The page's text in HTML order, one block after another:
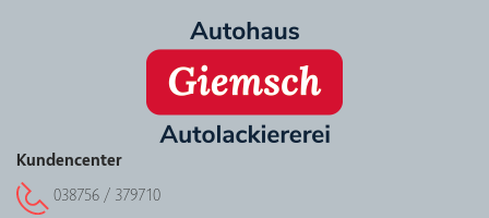
Kundencenter
038756 / 379710